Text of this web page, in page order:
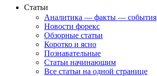
Статьи
Аналитика — факты — события
Новости форекс
Обзорные статьи
Коротко и ясно
Познавательные
Статьи начинающим
Все статьи на одной странице